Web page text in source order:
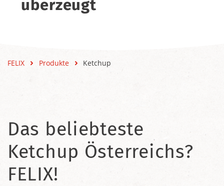
überzeugt
FELIX Produkte Ketchup
Das beliebteste
Ketchup Österreichs?
FELIX!